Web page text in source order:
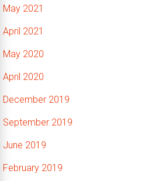
May 2021
April 2021
May 2020
April 2020
December 2019
September 2019
June 2019
February 2019